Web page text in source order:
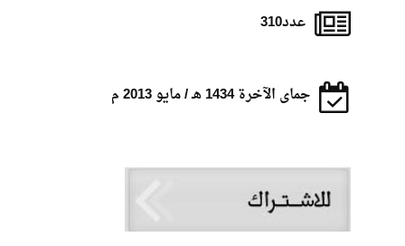
عدد310
جماى الآخرة 1434 هـ / مايو 2013 م